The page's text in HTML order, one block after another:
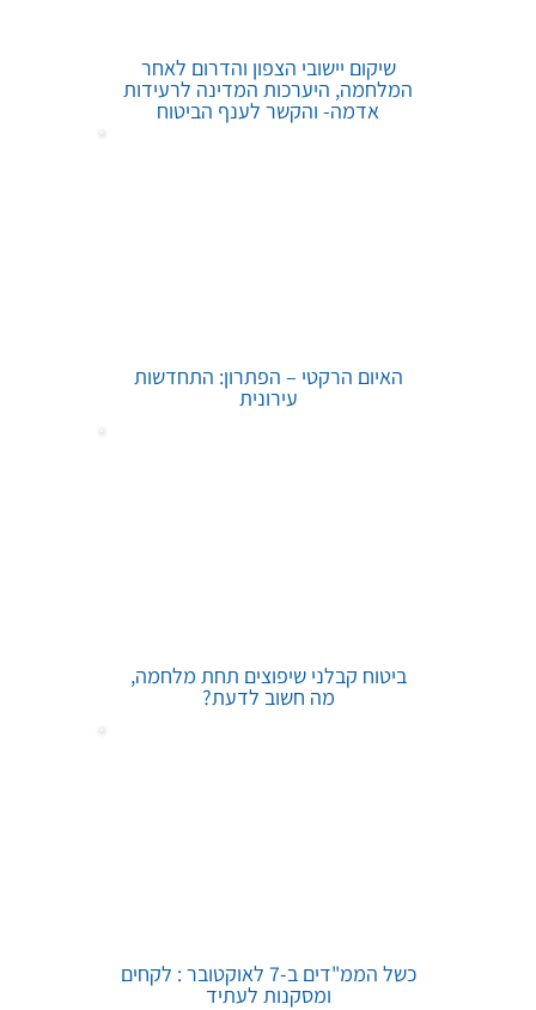
שיקום יישובי הצפון והדרום לאחר
המלחמה, היערכות המדינה לרעידות
אדמה- והקשר לענף הביטוח
האיום הרקטי – הפתרון: התחדשות
עירונית
ביטוח קבלני שיפוצים תחת מלחמה,
מה חשוב לדעת?
כשל הממ"דים ב-7 לאוקטובר : לקחים
ומסקנות לעתיד